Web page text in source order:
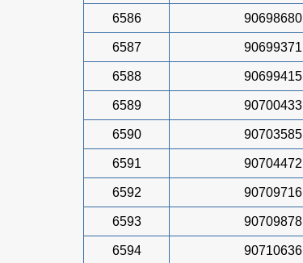
6586 90698680
6587 90699371
6588 90699415
6589 90700433
6590 90703585
6591 90704472
6592 90709716
6593 90709878
6594 90710636